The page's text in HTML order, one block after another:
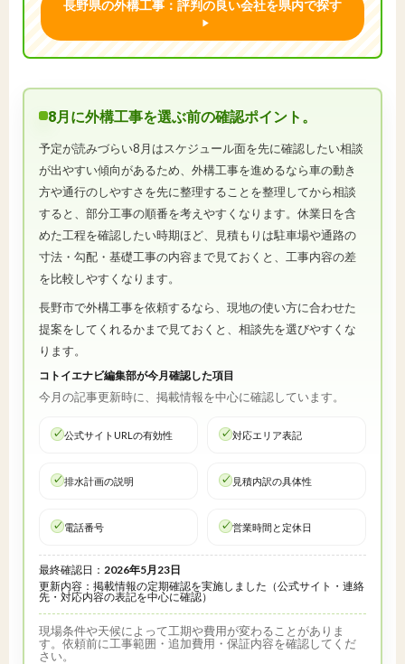
長野県の外構工事：評判の良い会社を県内で探す
8月に外構工事を選ぶ前の確認ポイント。
予定が読みづらい8月はスケジュール面を先に確認したい相談
が出やすい傾向があるため、外構工事を進めるなら車の動き
方や通行のしやすさを先に整理することを整理してから相談
すると、部分工事の順番を考えやすくなります。休業日を含
めた工程を確認したい時期ほど、見積もりは駐車場や通路の
寸法・勾配・基礎工事の内容まで見ておくと、工事内容の差
を比較しやすくなります。
長野市で外構工事を依頼するなら、現地の使い方に合わせた
提案をしてくれるかまで見ておくと、相談先を選びやすくな
ります。
コトイエナビ編集部が今月確認した項目
今月の記事更新時に、掲載情報を中心に確認しています。
公式サイトURLの有効性 対応エリア表記
排水計画の説明 見積内訳の具体性
電話番号 営業時間と定休日
最終確認日： 2026年5月23日
更新内容：掲載情報の定期確認を実施しました（公式サイト・連絡
先・対応内容の表記を中心に確認）
現場条件や天候によって工期や費用が変わることがありま
す。依頼前に工事範囲・追加費用・保証内容を確認してくだ
さい。